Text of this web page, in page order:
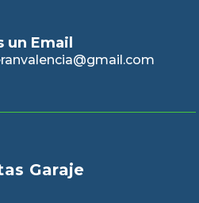
un Email
Garaje